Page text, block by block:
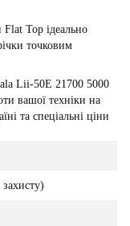
Flat Top ідеально
точковим
Lii-50E 21700 5000
вашої техніки на
та спеціальні ціни